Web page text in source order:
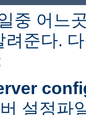
중 어느
려준다.
설정파